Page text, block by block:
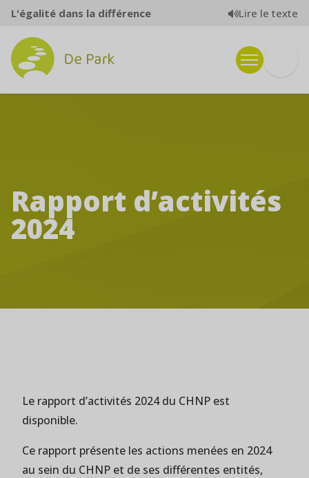
Aller au contenu
L'égalité dans la différence Lire le texte
Rapport d’activités
2024
Le rapport d’activités 2024 du CHNP est
disponible.
Ce rapport présente les actions menées en 2024
au sein du CHNP et de ses différentes entités,